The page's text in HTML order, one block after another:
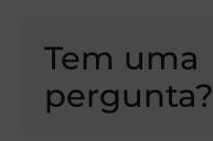
Tem uma
pergunta?